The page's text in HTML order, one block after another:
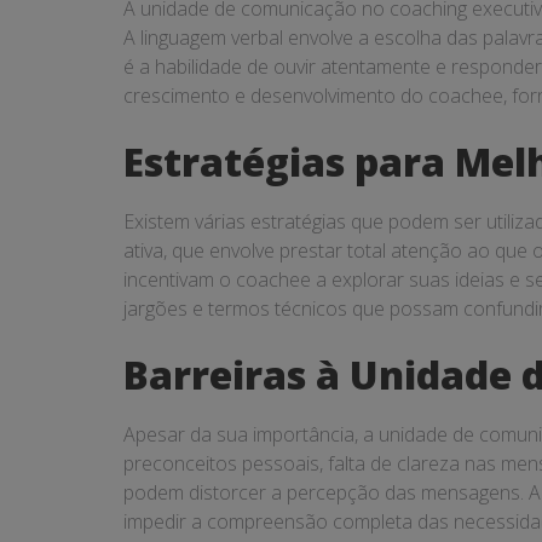
A unidade de comunicação no coaching
A linguagem verbal envolve a escolha das
é a habilidade de ouvir atentamente e
crescimento e desenvolvimento do coachee,
Estratégias para
Existem várias estratégias que podem ser
ativa, que envolve prestar total atenção ao
incentivam o coachee a explorar suas ideias e
jargões e termos técnicos que possam
Barreiras à Unidade
Apesar da sua importância, a unidade de
preconceitos pessoais, falta de clareza nas
podem distorcer a percepção das mensagens.
impedir a compreensão completa das